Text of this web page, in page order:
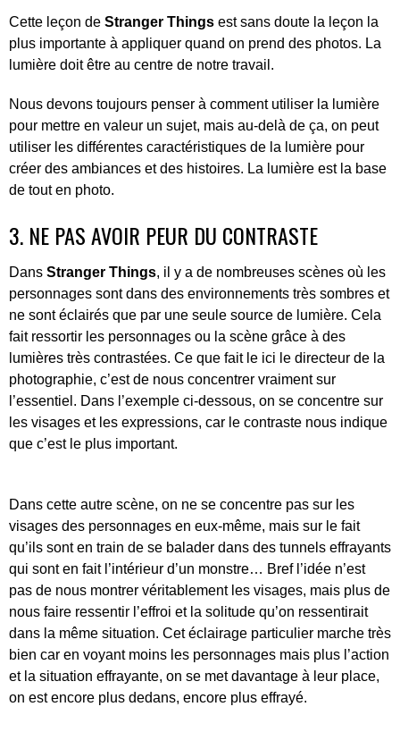
Cette leçon de Stranger Things est sans doute la leçon la
plus importante à appliquer quand on prend des photos. La
lumière doit être au centre de notre travail.
Nous devons toujours penser à comment utiliser la lumière
pour mettre en valeur un sujet, mais au-delà de ça, on peut
utiliser les différentes caractéristiques de la lumière pour
créer des ambiances et des histoires. La lumière est la base
de tout en photo.
3. NE PAS AVOIR PEUR DU CONTRASTE
Dans Stranger Things, il y a de nombreuses scènes où les
personnages sont dans des environnements très sombres et
ne sont éclairés que par une seule source de lumière. Cela
fait ressortir les personnages ou la scène grâce à des
lumières très contrastées. Ce que fait le ici le directeur de la
photographie, c’est de nous concentrer vraiment sur
l’essentiel. Dans l’exemple ci-dessous, on se concentre sur
les visages et les expressions, car le contraste nous indique
que c’est le plus important.
Dans cette autre scène, on ne se concentre pas sur les
visages des personnages en eux-même, mais sur le fait
qu’ils sont en train de se balader dans des tunnels effrayants
qui sont en fait l’intérieur d’un monstre… Bref l’idée n’est
pas de nous montrer véritablement les visages, mais plus de
nous faire ressentir l’effroi et la solitude qu’on ressentirait
dans la même situation. Cet éclairage particulier marche très
bien car en voyant moins les personnages mais plus l’action
et la situation effrayante, on se met davantage à leur place,
on est encore plus dedans, encore plus effrayé.